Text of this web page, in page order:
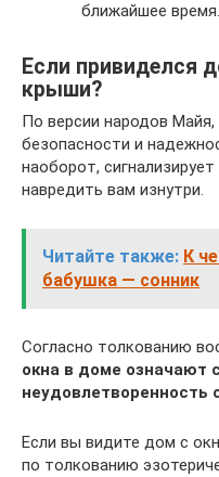
ближайшее время.
Если привиделся
крыши?
По версии народов
безопасности и
наоборот,
навредить вам изнутри.
Читайте также: К
бабушка — сонник
Согласно толкованию
окна в доме означают
неудовлетворенность
Если вы видите дом с
по толкованию